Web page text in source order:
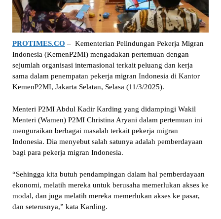
PROTIMES.CO – Kementerian Pelindungan Pekerja Migran
Indonesia (KemenP2MI) mengadakan pertemuan dengan
sejumlah organisasi internasional terkait peluang dan kerja
sama dalam penempatan pekerja migran Indonesia di Kantor
KemenP2MI, Jakarta Selatan, Selasa (11/3/2025).
Menteri P2MI Abdul Kadir Karding yang didampingi Wakil
Menteri (Wamen) P2MI Christina Aryani dalam pertemuan ini
menguraikan berbagai masalah terkait pekerja migran
Indonesia. Dia menyebut salah satunya adalah pemberdayaan
bagi para pekerja migran Indonesia.
“Sehingga kita butuh pendampingan dalam hal pemberdayaan
ekonomi, melatih mereka untuk berusaha memerlukan akses ke
modal, dan juga melatih mereka memerlukan akses ke pasar,
dan seterusnya,” kata Karding.